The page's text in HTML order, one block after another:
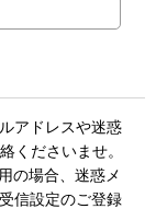
アドレスや迷惑
くださいませ。
の場合、迷惑メ
信設定のご登録